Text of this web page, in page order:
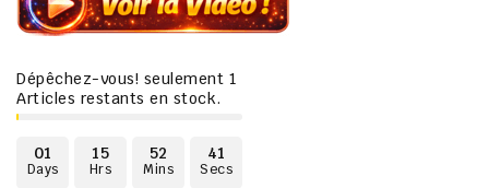
Dépêchez-vous! seulement 1
Articles restants en stock.
01
Days
15
Hrs
52
Mins
40
Secs